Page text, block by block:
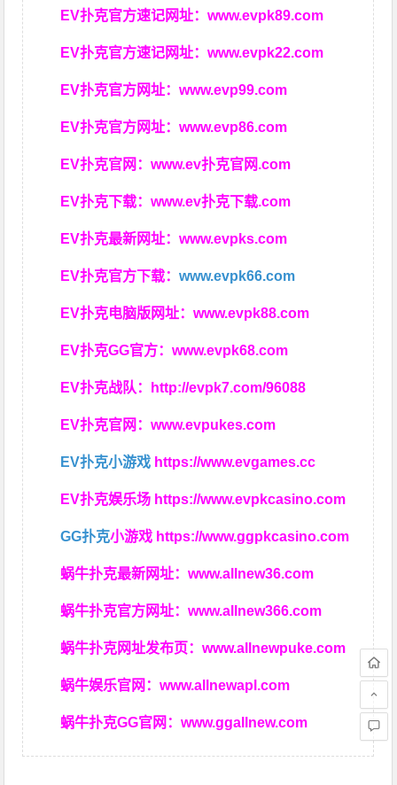
EV扑克官方速记网址：www.evpk89.com
EV扑克官方速记网址：www.evpk22.com
EV扑克官方网址：www.evp99.com
EV扑克官方网址：www.evp86.com
EV扑克官网：www.ev扑克官网.com
EV扑克下载：www.ev扑克下载.com
EV扑克最新网址：www.evpks.com
EV扑克官方下载：www.evpk66.com
EV扑克电脑版网址：www.evpk88.com
EV扑克GG官方：www.evpk68.com
EV扑克战队： http://evpk7.com/96088
EV扑克官网：www.evpukes.com
EV扑克小游戏 https://www.evgames.cc
EV扑克娱乐场 https://www.evpkcasino.com
GG扑克小游戏 https://www.ggpkcasino.com
蜗牛扑克最新网址：www.allnew36.com
蜗牛扑克官方网址：www.allnew366.com
蜗牛扑克网址发布页：www.allnewpuke.com
蜗牛娱乐官网：www.allnewapl.com
蜗牛扑克GG官网：www.ggallnew.com